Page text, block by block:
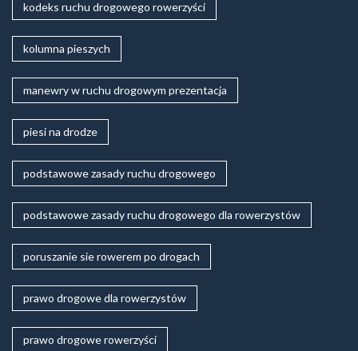
kodeks ruchu drogowego rowerzyści
kolumna pieszych
manewry w ruchu drogowym prezentacja
piesi na drodze
podstawowe zasady ruchu drogowego
podstawowe zasady ruchu drogowego dla rowerzystów
poruszanie sie rowerem po drogach
prawo drogowe dla rowerzystów
prawo drogowe rowerzyści